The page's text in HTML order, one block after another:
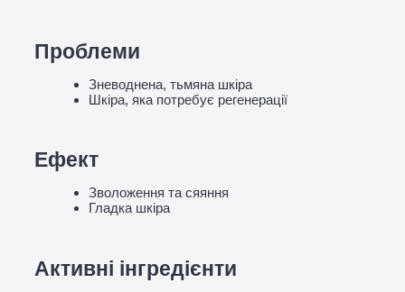
Проблеми
Зневоднена, тьмяна шкіра
Шкіра, яка потребує регенерації
Ефект
Зволоження та сяяння
Гладка шкіра
Активні інгредієнти